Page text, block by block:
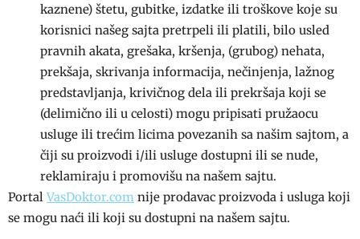
kaznene) štetu, gubitke, izdatke ili troškove koje su
korisnici našeg sajta pretrpeli ili platili, bilo usled
pravnih akata, grešaka, kršenja, (grubog) nehata,
prekšaja, skrivanja informacija, nečinjenja, lažnog
predstavljanja, krivičnog dela ili prekršaja koji se
(delimično ili u celosti) mogu pripisati pružaocu
usluge ili trećim licima povezanih sa našim sajtom, a
čiji su proizvodi i/ili usluge dostupni ili se nude,
reklamiraju i promovišu na našem sajtu.
PortalVasDoktor.com nije prodavac proizvoda i usluga koji
se mogu naći ili koji su dostupni na našem sajtu.